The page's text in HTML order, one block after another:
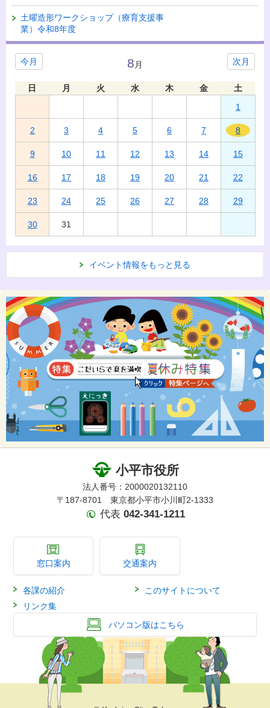
土曜造形ワークショップ（療育支援事
業）令和8年度
今月 次月
8月
日 月 火 水 木 金
土
1
2 3 4 5 6 7 8
9 10 11 12 13 14 15
16 17 18 19 20 21 22
23 24 25 26 27 28 29
30 31
イベント情報をもっと見る
小平市役所
法人番号：2000020132110
〒187-8701 東京都小平市小川町2-1333
代表 042-341-1211
窓口案内 交通案内
各課の紹介
このサイトについて
リンク集
パソコン版はこちら